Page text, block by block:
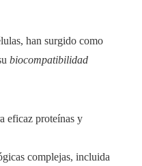
han surgido como
biocompatibilidad
eficaz proteínas y
complejas, incluida